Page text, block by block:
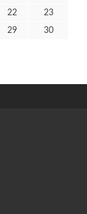
22 23
29 30